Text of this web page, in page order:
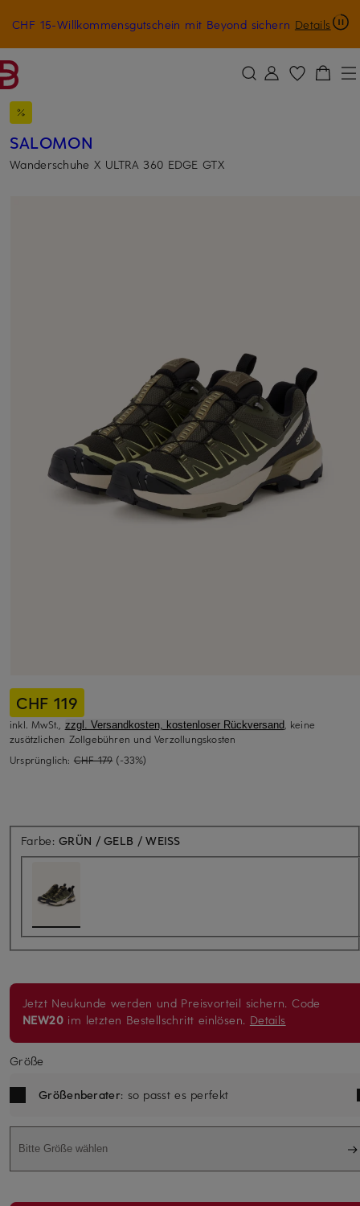
ZUM HAUPTINHALT ÜBERSPRINGEN ZUM SUCHFELD ÜBERSPRINGEN
CHF 15-Willkommensgutschein mit Beyond sichern Details
SALOMON
Wanderschuhe X ULTRA 360 EDGE GTX
CHF 119
inkl. MwSt., zzgl. Versandkosten, kostenloser Rückversand, keine
zusätzlichen Zollgebühren und Verzollungskosten
Ursprünglich: CHF 179 (-33%)
Farbe:GRÜN / GELB / WEISS
Jetzt Neukunde werden und Preisvorteil sichern. Code
NEW20 im letzten Bestellschritt einlösen. Details
Größe
Größenberater: so passt es perfekt
Bitte Größe wählen